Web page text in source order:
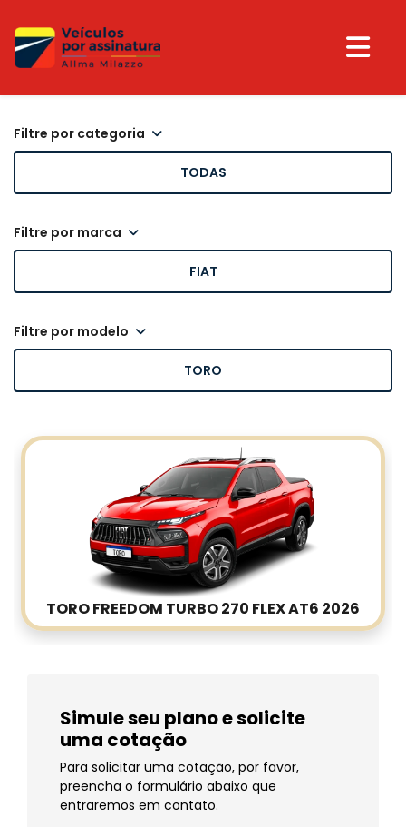
filtre por categoria
TODAS
filtre por marca
FIAT
filtre por modelo
TORO
TORO FREEDOM TURBO 270 FLEX AT6 2026
Simule seu plano e solicite
uma cotação
Para solicitar uma cotação, por favor,
preencha o formulário abaixo que
entraremos em contato.